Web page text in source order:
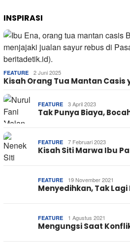
INSPIRASI
FEATURE 2 Juni 2025
Kisah Orang Tua Mantan Casis
FEATURE 3 April 2023
Tak Punya Biaya,
FEATURE 7 Februari 2023
Kisah Siti Marwa Ibu
FEATURE 19 November 2021
Menyedihkan, Tak
FEATURE 1 Agustus 2021
Mengungsi Saat